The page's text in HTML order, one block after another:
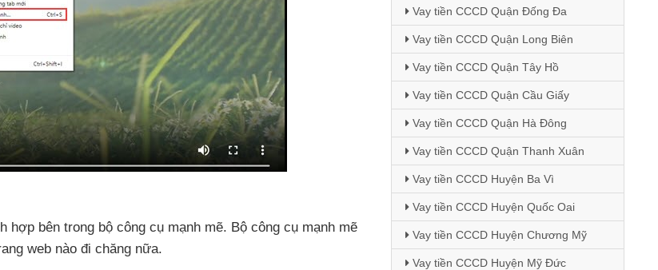
hợp bên trong bộ công cụ mạnh mẽ. Bộ công cụ mạnh mẽ
web nào đi chăng nữa.
Vay tiền CCCD Quận Đống Đa
Vay tiền CCCD Quận Long Biên
Vay tiền CCCD Quận Tây Hồ
Vay tiền CCCD Quận Cầu Giấy
Vay tiền CCCD Quận Hà Đông
Vay tiền CCCD Quận Thanh Xuân
Vay tiền CCCD Huyện Ba Vì
Vay tiền CCCD Huyện Quốc Oai
Vay tiền CCCD Huyện Chương Mỹ
Vay tiền CCCD Huyện Mỹ Đức